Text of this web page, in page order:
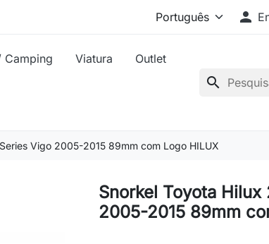

Camping Viatura Outlet
search
Vigo 2005-2015 89mm com Logo HILUX
Snorkel Toyota
2005-2015 89mm